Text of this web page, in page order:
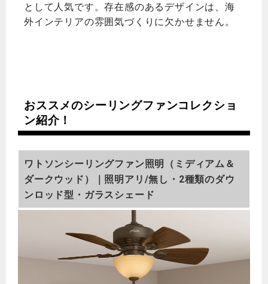
として人気です。存在感のあるデザインは、海
外インテリアの雰囲気づくりに欠かせません。
おススメのシーリングファンコレクショ
ン紹介！
ワトソンシーリングファン照明（ミディアム＆
ダークウッド）｜照明アリ/無し・2種類のダウ
ンロッド型・ガラスシェード